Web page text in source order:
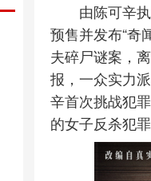
由陈可辛
预售并发布“奇
夫碎尸谜案，
报，一众实力
辛首次挑战犯
的女子反杀犯